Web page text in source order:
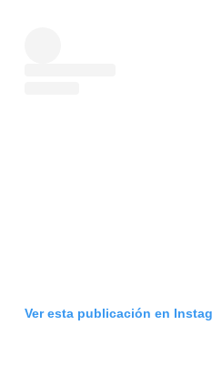
Ver esta publicación en